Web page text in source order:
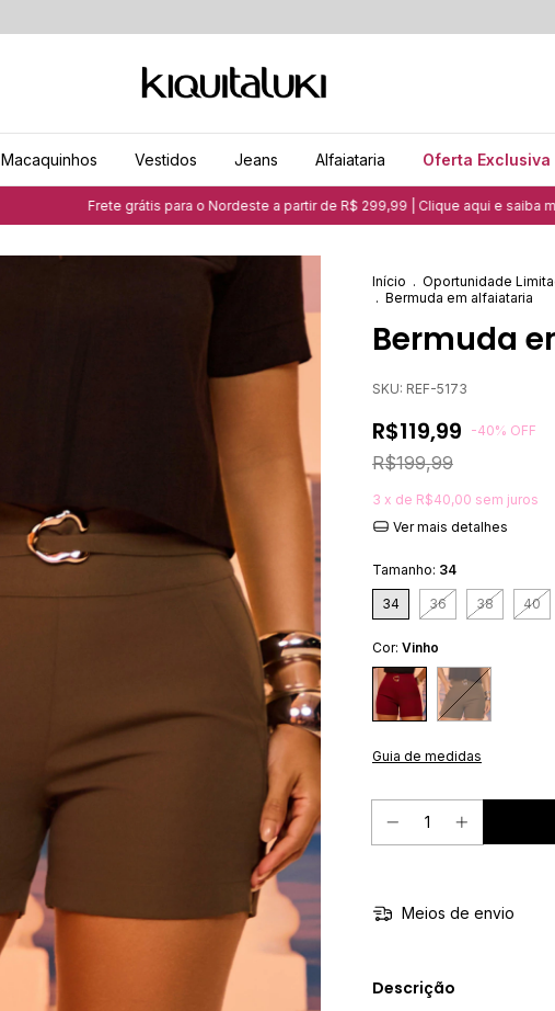
Macaquinhos Vestidos Jeans Alfaiataria Oferta Exclusiva
Frete grátis para o Nordeste a partir de R$ 299,99 | Clique aqui e saiba mais
Início . Oportunidade
. Bermuda em alfaiataria
Bermuda
SKU: REF-5173
R$119,99 -40% OFF
R$199,99
3 x de R$40,00 sem juros
Ver mais detalhes
Tamanho: 34
34 36 38 40
Cor: Vinho
Guia de medidas
Meios de envio
Descrição